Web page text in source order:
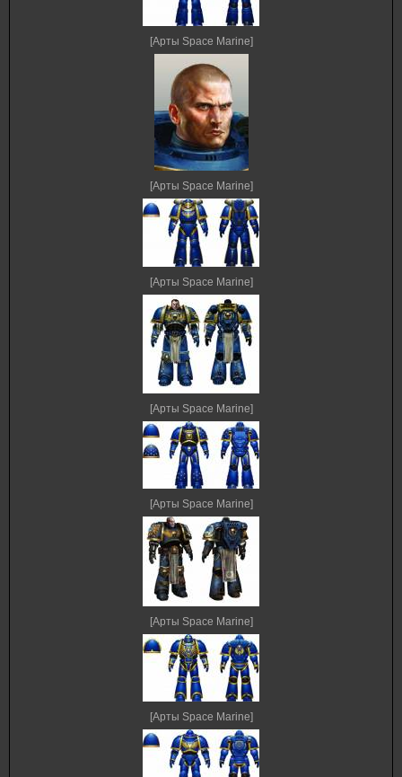
[Арты Space Marine]
[Арты Space Marine]
[Арты Space Marine]
[Арты Space Marine]
[Арты Space Marine]
[Арты Space Marine]
[Арты Space Marine]